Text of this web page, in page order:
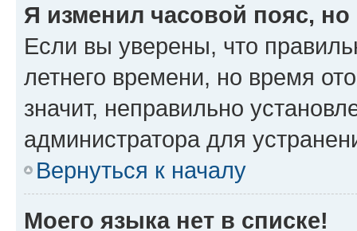
Я изменил часовой пояс,
Если вы уверены, что
летнего времени, но время
значит, неправильно
администратора для
Вернуться к началу
Моего языка нет в списке!